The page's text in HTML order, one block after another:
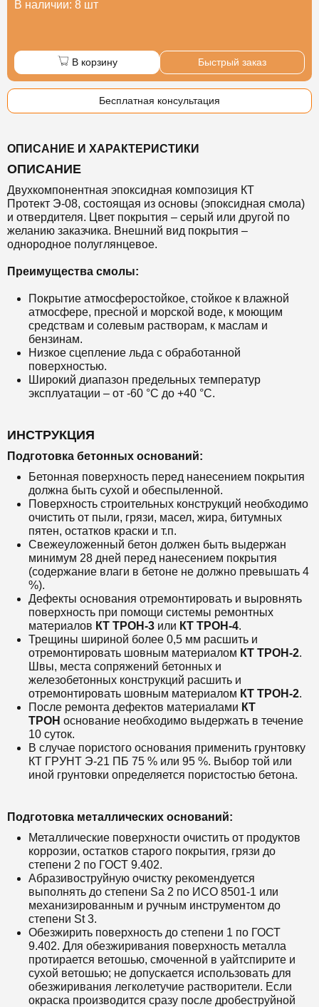
В наличии: 8 шт
В корзину Быстрый заказ
Бесплатная консультация
ОПИСАНИЕ И ХАРАКТЕРИСТИКИ
ОПИСАНИЕ
Двухкомпонентная эпоксидная композиция КТ
Протект Э-08, состоящая из основы (эпоксидная смола)
и отвердителя. Цвет покрытия – серый или другой по
желанию заказчика. Внешний вид покрытия –
однородное полуглянцевое.
Преимущества смолы:
Покрытие атмосферостойкое, стойкое к влажной
атмосфере, пресной и морской воде, к моющим
средствам и солевым растворам, к маслам и
бензинам.
Низкое сцепление льда с обработанной
поверхностью.
Широкий диапазон предельных температур
эксплуатации – от -60 °С до +40 °С.
ИНСТРУКЦИЯ
Подготовка бетонных оснований:
Бетонная поверхность перед нанесением покрытия
должна быть сухой и обеспыленной.
Поверхность строительных конструкций необходимо
очистить от пыли, грязи, масел, жира, битумных
пятен, остатков краски и т.п.
Свежеуложенный бетон должен быть выдержан
минимум 28 дней перед нанесением покрытия
(содержание влаги в бетоне не должно превышать 4
%).
Дефекты основания отремонтировать и выровнять
поверхность при помощи системы ремонтных
материалов КТ ТРОН-3 или КТ ТРОН-4.
Трещины шириной более 0,5 мм расшить и
отремонтировать шовным материалом КТ ТРОН-2.
Швы, места сопряжений бетонных и
железобетонных конструкций расшить и
отремонтировать шовным материалом КТ ТРОН-2.
После ремонта дефектов материалами КТ
ТРОН основание необходимо выдержать в течение
10 суток.
В случае пористого основания применить грунтовку
КТ ГРУНТ Э-21 ПБ 75 % или 95 %. Выбор той или
иной грунтовки определяется пористостью бетона.
Подготовка металлических оснований:
Металлические поверхности очистить от продуктов
коррозии, остатков старого покрытия, грязи до
степени 2 по ГОСТ 9.402.
Абразивоструйную очистку рекомендуется
выполнять до степени Sa 2 по ИСО 8501-1 или
механизированным и ручным инструментом до
степени St 3.
Обезжирить поверхность до степени 1 по ГОСТ
9.402. Для обезжиривания поверхность металла
протирается ветошью, смоченной в уайтспирите и
сухой ветошью; не допускается использовать для
обезжиривания легколетучие растворители. Если
окраска производится сразу после дробеструйной